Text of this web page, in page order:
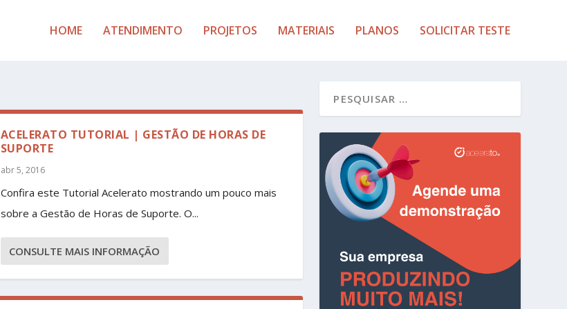
HOME ATENDIMENTO PROJETOS MATERIAIS PLANOS SOLICITAR TESTE
ACELERATO TUTORIAL | GESTÃO DE HORAS DE
SUPORTE
abr 5, 2016
Confira este Tutorial Acelerato mostrando um pouco mais
sobre a Gestão de Horas de Suporte. O...
CONSULTE MAIS INFORMAÇÃO